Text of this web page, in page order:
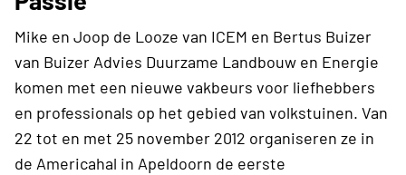
Mike en Joop de Looze van ICEM en Bertus Buizer
van Buizer Advies Duurzame Landbouw en Energie
komen met een nieuwe vakbeurs voor liefhebbers
en professionals op het gebied van volkstuinen. Van
22 tot en met 25 november 2012 organiseren ze in
de Americahal in Apeldoorn de eerste